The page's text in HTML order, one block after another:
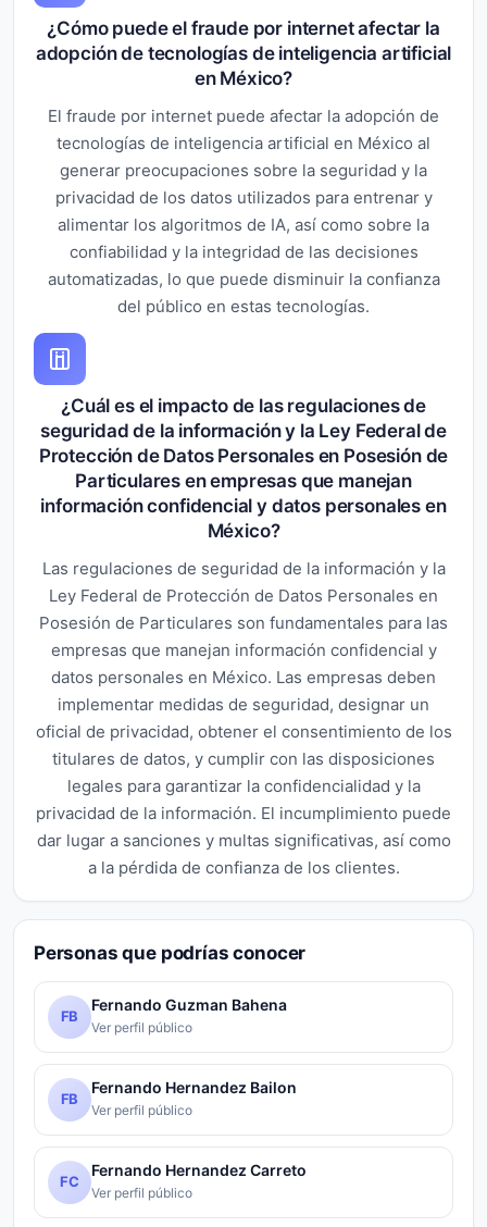
¿Cómo puede el fraude por internet afectar la
adopción de tecnologías de inteligencia artificial
en México?
El fraude por internet puede afectar la adopción de
tecnologías de inteligencia artificial en México al
generar preocupaciones sobre la seguridad y la
privacidad de los datos utilizados para entrenar y
alimentar los algoritmos de IA, así como sobre la
confiabilidad y la integridad de las decisiones
automatizadas, lo que puede disminuir la confianza
del público en estas tecnologías.
¿Cuál es el impacto de las regulaciones de
seguridad de la información y la Ley Federal de
Protección de Datos Personales en Posesión de
Particulares en empresas que manejan
información confidencial y datos personales en
México?
Las regulaciones de seguridad de la información y la
Ley Federal de Protección de Datos Personales en
Posesión de Particulares son fundamentales para las
empresas que manejan información confidencial y
datos personales en México. Las empresas deben
implementar medidas de seguridad, designar un
oficial de privacidad, obtener el consentimiento de los
titulares de datos, y cumplir con las disposiciones
legales para garantizar la confidencialidad y la
privacidad de la información. El incumplimiento puede
dar lugar a sanciones y multas significativas, así como
a la pérdida de confianza de los clientes.
Personas que podrías conocer
FB
Fernando Guzman Bahena
Ver perfil público
FB
Fernando Hernandez Bailon
Ver perfil público
FC
Fernando Hernandez Carreto
Ver perfil público